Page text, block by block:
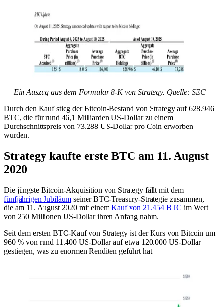
Ein Auszug aus dem Formular 8-K von Strategy. Quelle: SEC
Durch den Kauf stieg der Bitcoin-Bestand von Strategy auf 628.946
BTC, die für rund 46,1 Milliarden US-Dollar zu einem
Durchschnittspreis von 73.288 US-Dollar pro Coin erworben
wurden.
Strategy kaufte erste BTC am 11. August
2020
Die jüngste Bitcoin-Akquisition von Strategy fällt mit dem
fünfjährigen Jubiläum seiner BTC-Treasury-Strategie zusammen,
die am 11. August 2020 mit einem Kauf von 21.454 BTC im Wert
von 250 Millionen US-Dollar ihren Anfang nahm.
Seit dem ersten BTC-Kauf von Strategy ist der Kurs von Bitcoin um
960 % von rund 11.400 US-Dollar auf etwa 120.000 US-Dollar
gestiegen, was zu enormen Renditen geführt hat.